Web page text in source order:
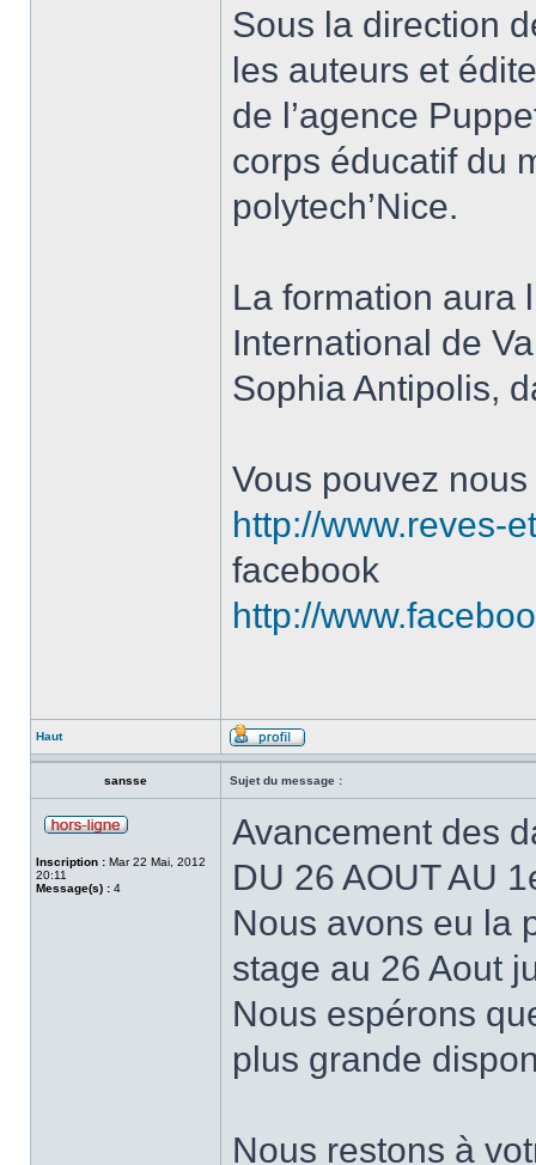
Sous la direction
les auteurs et
de l’agence
corps éducatif du
polytech’Nice.
La formation aura
International de
Sophia Antipolis,
Vous pouvez
http://www.reves-
facebook
http://
Haut
sansse Sujet du message :
Inscription : Mar 22 Mai, 2012
20:11
Message(s) : 4
Avancement des
DU 26 AOUT AU
Nous avons eu la
stage au 26 Aout
Nous espérons
plus grande
Nous restons à